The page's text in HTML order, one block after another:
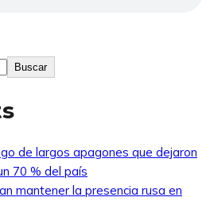
Buscar
de largos apagones que dejaron
70 % del país
mantener la presencia rusa en